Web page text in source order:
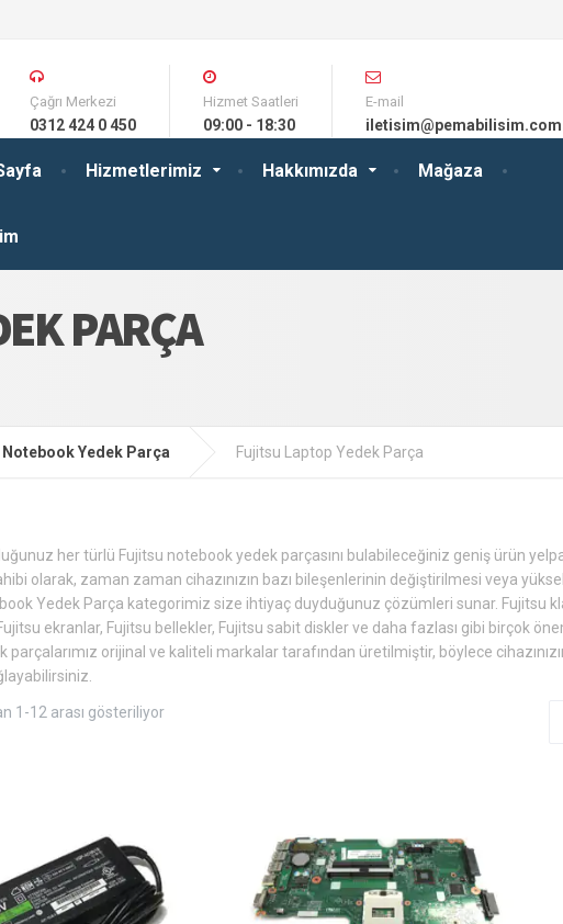
Hizmetlerimiz Hakkımızda Mağaza
Çağrı Merkezi
0312 424 0 450
Hizmet Saatleri
09:00 - 18:30
E-mail
iletisim@pemabilisim.com
PARÇA
Notebook Yedek Parça Fujitsu Laptop Yedek Parça
her türlü Fujitsu notebook yedek parçasını bulabileceğiniz geniş ürün
olarak, zaman zaman cihazınızın bazı bileşenlerinin değiştirilmesi veya
Yedek Parça kategorimiz size ihtiyaç duyduğunuz çözümleri sunar. Fujitsu
ekranlar, Fujitsu bellekler, Fujitsu sabit diskler ve daha fazlası gibi birçok
parçalarımız orijinal ve kaliteli markalar tarafından üretilmiştir, böylece
1-12 arası gösteriliyor